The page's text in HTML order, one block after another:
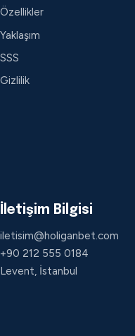
Özellikler
Yaklaşım
SSS
Gizlilik
İletişim Bilgisi
iletisim@holiganbet.com
+90 212 555 0184
Levent, İstanbul